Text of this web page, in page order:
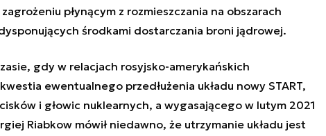
płynącym z rozmieszczania na obszarach
środkami dostarczania broni jądrowej.
gdy w relacjach rosyjsko-amerykańskich
ewentualnego przedłużenia układu nowy START,
i głowic nuklearnych, a wygasającego w lutym 2021
Riabkow mówił niedawno, że utrzymanie układu jest